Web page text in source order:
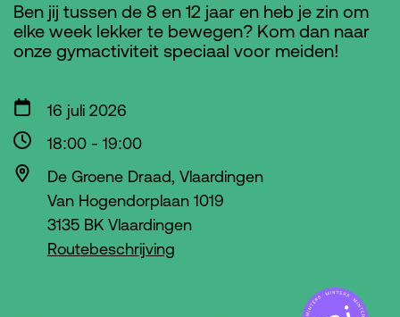
Ben jij tussen de 8 en 12 jaar en heb je zin om
elke week lekker te bewegen? Kom dan naar
onze gymactiviteit speciaal voor meiden!
16 juli 2026
18:00- 19:00
De Groene Draad, Vlaardingen
Van Hogendorplaan 1019
3135 BK Vlaardingen
Routebeschrijving